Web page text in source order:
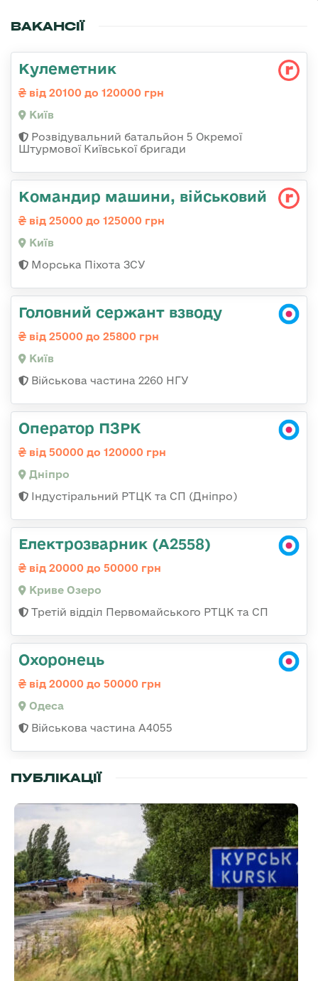
ВАКАНСІЇ
Кулеметник
від 20100 до 120000 грн
Київ
Розвідувальний батальйон 5 Окремої
Штурмової Київської бригади
Командир машини, військовий
від 25000 до 125000 грн
Київ
Морська Піхота ЗСУ
Головний сержант взводу
від 25000 до 25800 грн
Київ
Військова частина 2260 НГУ
Оператор ПЗРК
від 50000 до 120000 грн
Дніпро
Індустіральний РТЦК та СП (Дніпро)
Електрозварник (А2558)
від 20000 до 50000 грн
Криве Озеро
Третій відділ Первомайського РТЦК та СП
Охоронець
від 20000 до 50000 грн
Одеса
Військова частина А4055
ПУБЛІКАЦІЇ